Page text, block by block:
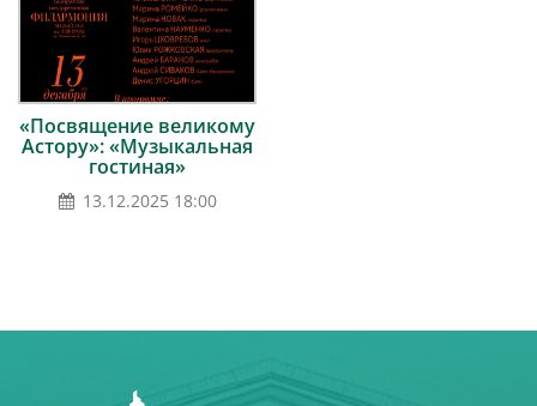
«Посвящение великому
Астору»: «Музыкальная
гостиная»
13.12.2025 18:00